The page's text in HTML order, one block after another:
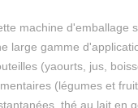
machine d'emballage
large gamme
(yaourts, jus,
(légumes et
thé au lait en